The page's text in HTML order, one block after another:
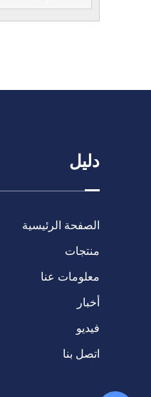
دليل
الصفحة الرئيسية
منتجات
معلومات عنا
أخبار
فيديو
اتصل بنا